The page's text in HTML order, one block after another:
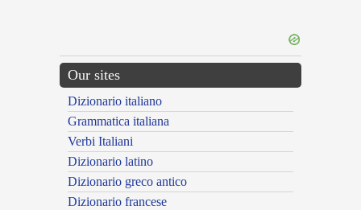
Our sites
Dizionario italiano
Grammatica italiana
Verbi Italiani
Dizionario latino
Dizionario greco antico
Dizionario francese